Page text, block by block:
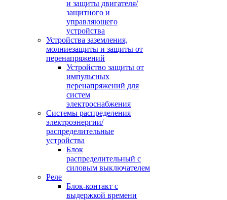
и защиты двигателя/
защитного и
управляющего
устройства
Устройства заземления,
молниезащиты и защиты от
перенапряжений
Устройство защиты от
импульсных
перенапряжений для
систем
электроснабжения
Системы распределения
электроэнергии/
распределительные
устройства
Блок
распределительный с
силовым выключателем
Реле
Блок-контакт с
выдержкой времени